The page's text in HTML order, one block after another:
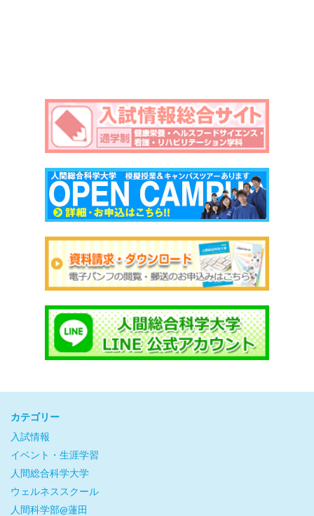
カテゴリー
入試情報
イベント・生涯学習
人間総合科学大学
ウェルネススクール
人間科学部@蓮田